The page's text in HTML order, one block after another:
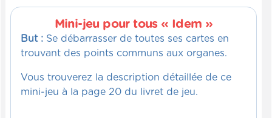
Mini-jeu pour tous « Idem »
But : Se débarrasser de toutes ses cartes en
trouvant des points communs aux organes.
Vous trouverez la description détaillée de ce
mini-jeu à la page 20 du livret de jeu.